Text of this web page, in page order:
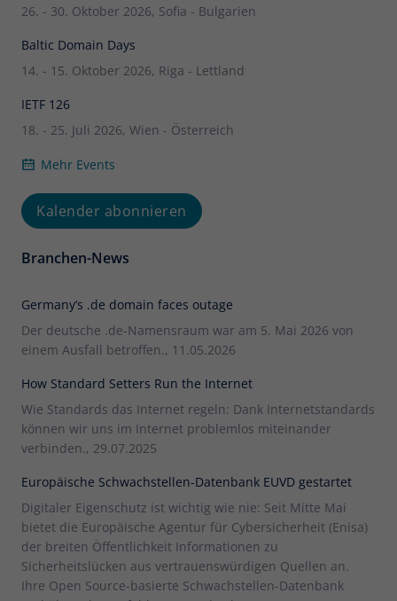
26. - 30. Oktober 2026, Sofia - Bulgarien
Baltic Domain Days
14. - 15. Oktober 2026, Riga - Lettland
IETF 126
18. - 25. Juli 2026, Wien - Österreich
Mehr Events
Kalender abonnieren
Branchen-News
Germany’s .de domain faces outage
Der deutsche .de-Namensraum war am 5. Mai 2026 von
einem Ausfall betroffen., 11.05.2026
How Standard Setters Run the Internet
Wie Standards das Internet regeln: Dank Internetstandards
können wir uns im Internet problemlos miteinander
verbinden., 29.07.2025
Europäische Schwachstellen-Datenbank EUVD gestartet
Digitaler Eigenschutz ist wichtig wie nie: Seit Mitte Mai
bietet die Europäische Agentur für Cybersicherheit (Enisa)
der breiten Öffentlichkeit Informationen zu
Sicherheitslücken aus vertrauenswürdigen Quellen an.
Ihre Open Source-basierte Schwachstellen-Datenbank